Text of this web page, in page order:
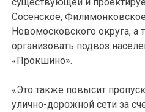
Сосенское,
Новомосковского округа, а
организовать подвоз
«Прокшино».
«Это также повысит
улично-дорожной сети за